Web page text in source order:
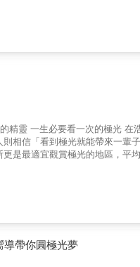
標準是什麼？世界遺產帶來的
★透過趣味&知性的40道問題
鯨魚都有？˙萬年不化的冰河成
充滿童話還是鬼話？˙中國的木
˙除了金、銀、銅、鐵、煤，
市聚落、產業遺產、地球生態
山、冰河、岩石、化石……等
球世界遺產！獨家企劃10條
遺產！ ★168國世界遺產分區
產，搭配超過5000張照片、180
精靈 一生必要看一次的極光
相信「看到極光就能帶來一輩
是最適宜觀賞極光的地區，平
獵人，帶團逾百次，許多人都
捕捉瞬息萬變的極光，從早期
了滿滿的大自然奧妙。 書中
十年經驗大公開。 ★破萬張極
導帶你圓極光夢